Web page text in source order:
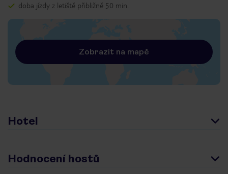
doba jízdy z letiště přibližně 50 min.
Zobrazit na mapě
Hotel
Hodnocení hostů